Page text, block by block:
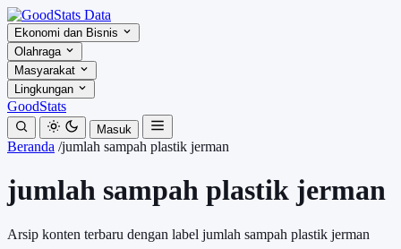
Ekonomi dan Bisnis
Olahraga
Masyarakat
Lingkungan
GoodStats
Masuk
Beranda /jumlah sampah plastik jerman
jumlah sampah plastik jerman
Arsip konten terbaru dengan label jumlah sampah plastik jerman